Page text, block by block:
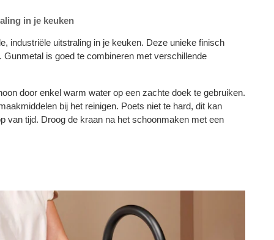
in je keuken
industriële uitstraling in je keuken. Deze unieke finisch
Gunmetal is goed te combineren met verschillende
door enkel warm water op een zachte doek te gebruiken.
bij het reinigen. Poets niet te hard, dit kan
van tijd. Droog de kraan na het schoonmaken met een